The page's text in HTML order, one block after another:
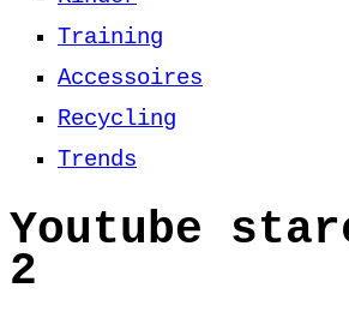
Training
Accessoires
Recycling
Trends
Youtube
2